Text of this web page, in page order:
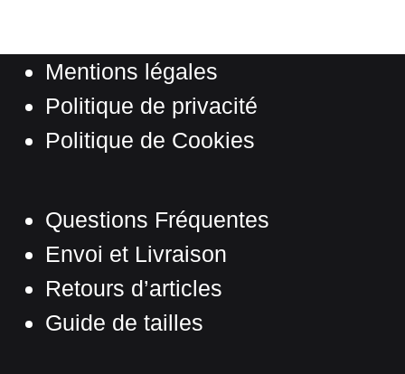
Mentions légales
Politique de privacité
Politique de Cookies
Questions Fréquentes
Envoi et Livraison
Retours d’articles
Guide de tailles